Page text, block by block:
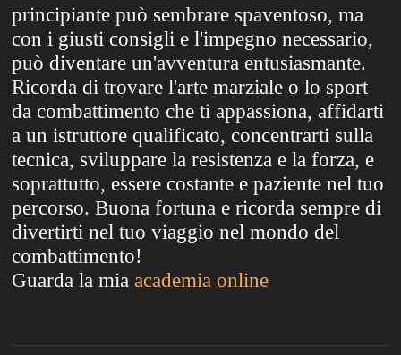
principiante può sembrare spaventoso, ma
con i giusti consigli e l'impegno necessario,
può diventare un'avventura entusiasmante.
Ricorda di trovare l'arte marziale o lo sport
da combattimento che ti appassiona, affidarti
a un istruttore qualificato, concentrarti sulla
tecnica, sviluppare la resistenza e la forza, e
soprattutto, essere costante e paziente nel tuo
percorso. Buona fortuna e ricorda sempre di
divertirti nel tuo viaggio nel mondo del
combattimento!
Guarda la miaacademia online